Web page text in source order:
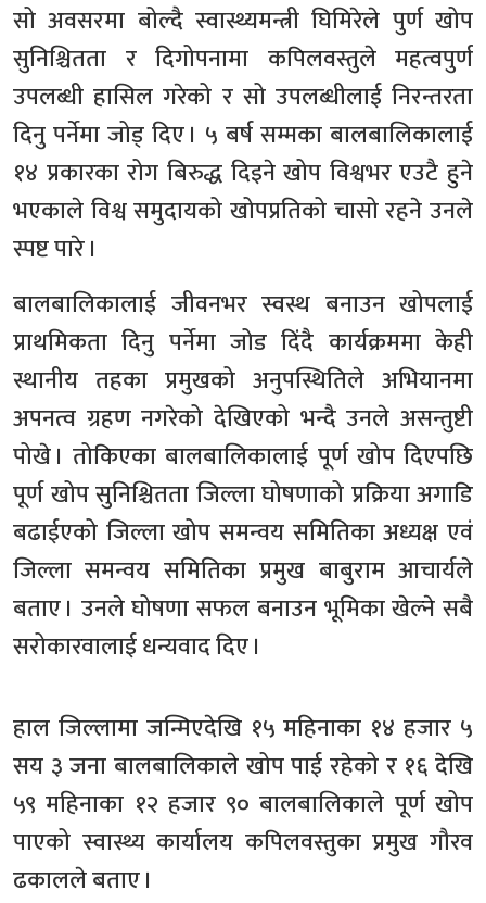
सो अवसरमा बोल्दै स्वास्थ्यमन्त्री घिमिरेले पुर्ण खोप
सुनिश्चितता र दिगोपनामा कपिलवस्तुले महत्वपुर्ण
उपलब्धी हासिल गरेको र सो उपलब्धीलाई निरन्तरता
दिनु पर्नेमा जोड् दिए । ५ बर्ष सम्मका बालबालिकालाई
१४ प्रकारका रोग बिरुद्ध दिइने खोप विश्वभर एउटै हुने
भएकाले विश्व समुदायको खोपप्रतिको चासो रहने उनले
स्पष्ट पारे ।
बालबालिकालाई जीवनभर स्वस्थ बनाउन खोपलाई
प्राथमिकता दिनु पर्नेमा जोड दिंदै कार्यक्रममा केही
स्थानीय तहका प्रमुखको अनुपस्थितिले अभियानमा
अपनत्व ग्रहण नगरेको देखिएको भन्दै उनले असन्तुष्टी
पोखे । तोकिएका बालबालिकालाई पूर्ण खोप दिएपछि
पूर्ण खोप सुनिश्चितता जिल्ला घोषणाको प्रक्रिया अगाडि
बढाईएको जिल्ला खोप समन्वय समितिका अध्यक्ष एवं
जिल्ला समन्वय समितिका प्रमुख बाबुराम आचार्यले
बताए । उनले घोषणा सफल बनाउन भूमिका खेल्ने सबै
सरोकारवालाई धन्यवाद दिए ।
हाल जिल्लामा जन्मिएदेखि १५ महिनाका १४ हजार ५
सय ३ जना बालबालिकाले खोप पाई रहेको र १६ देखि
५९ महिनाका १२ हजार ९० बालबालिकाले पूर्ण खोप
पाएको स्वास्थ्य कार्यालय कपिलवस्तुका प्रमुख गौरव
ढकालले बताए ।